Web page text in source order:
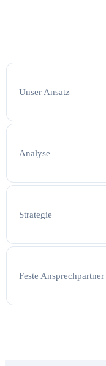
Unser Ansatz
Analyse
Strategie
Feste